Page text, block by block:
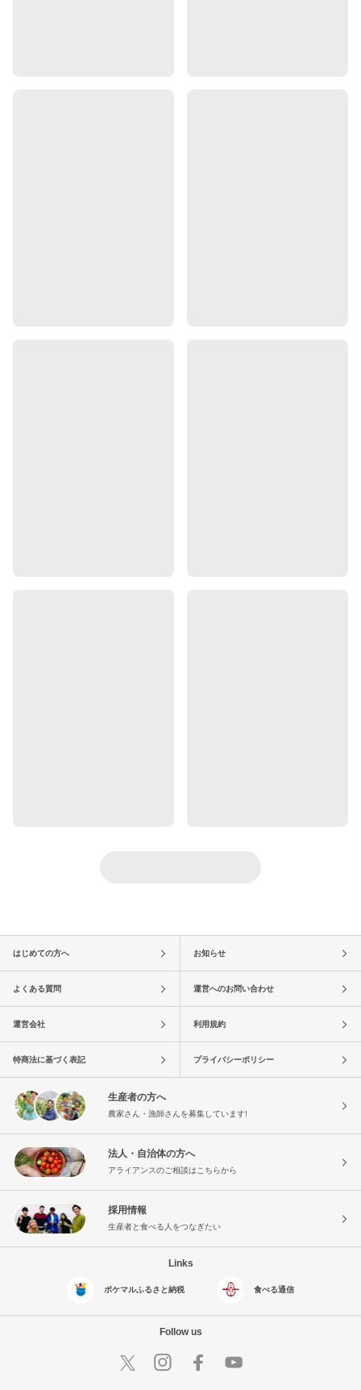
はじめての方へ お知らせ
よくある質問 運営へのお問い合わせ
運営会社 利用規約
特商法に基づく表記 プライバシーポリシー
生産者の方へ
農家さん・漁師さんを募集しています!
法人・自治体の方へ
アライアンスのご相談はこちらから
採用情報
生産者と食べる人をつなぎたい
Links
ポケマルふるさと納税 食べる通信
Follow us